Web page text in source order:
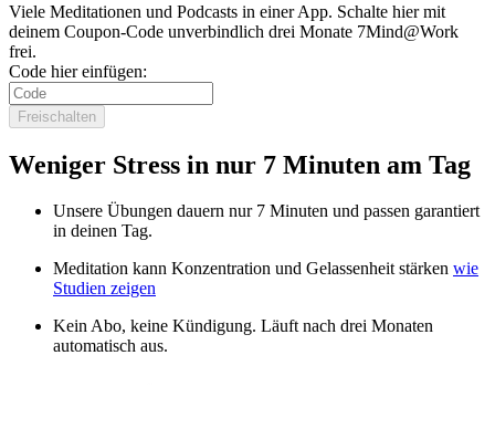
Viele Meditationen und Podcasts in einer App. Schalte hier mit
deinem Coupon-Code unverbindlich drei Monate 7Mind@Work
frei.
Code hier einfügen:
Freischalten
Weniger Stress in nur 7 Minuten am Tag
Unsere Übungen dauern nur 7 Minuten und passen garantiert
in deinen Tag.
Meditation kann Konzentration und Gelassenheit stärken wie
Studien zeigen
Kein Abo, keine Kündigung. Läuft nach drei Monaten
automatisch aus.